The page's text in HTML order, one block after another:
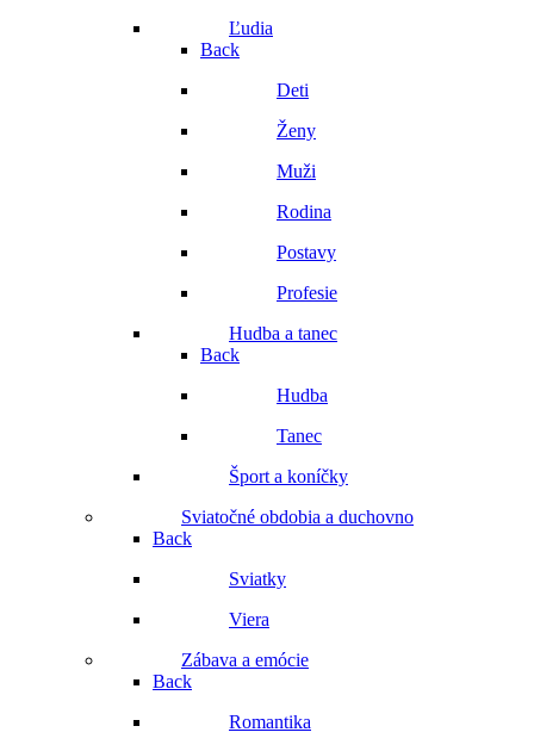
Ľudia
Back
Deti
Ženy
Muži
Rodina
Postavy
Profesie
Hudba a tanec
Back
Hudba
Tanec
Šport a koníčky
Sviatočné obdobia a duchovno
Back
Sviatky
Viera
Zábava a emócie
Back
Romantika